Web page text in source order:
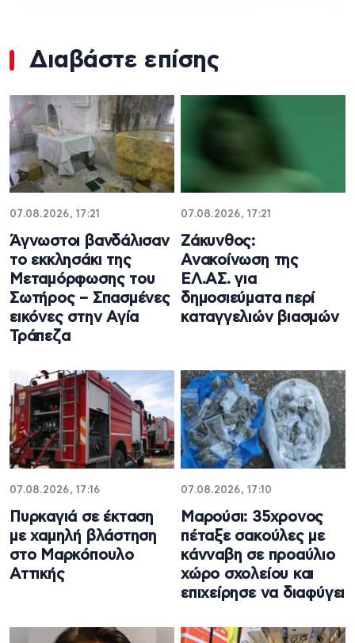
Διαβάστε επίσης
07.08.2026, 17:21
Άγνωστοι βανδάλισαν
το εκκλησάκι της
Μεταμόρφωσης του
Σωτήρος – Σπασμένες
εικόνες στην Αγία
Τράπεζα
07.08.2026, 17:21
Ζάκυνθος:
Ανακοίνωση της
ΕΛ.ΑΣ. για
δημοσιεύματα περί
καταγγελιών βιασμών
07.08.2026, 17:16
Πυρκαγιά σε έκταση
με χαμηλή βλάστηση
στο Μαρκόπουλο
Αττικής
07.08.2026, 17:10
Μαρούσι: 35χρονος
πέταξε σακούλες με
κάνναβη σε προαύλιο
χώρο σχολείου και
επιχείρησε να διαφύγει